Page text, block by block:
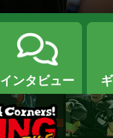
インタビュー